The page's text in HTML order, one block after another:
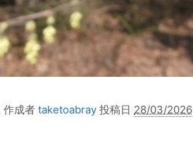
作成者 taketoabray 投稿日 28/03/2026